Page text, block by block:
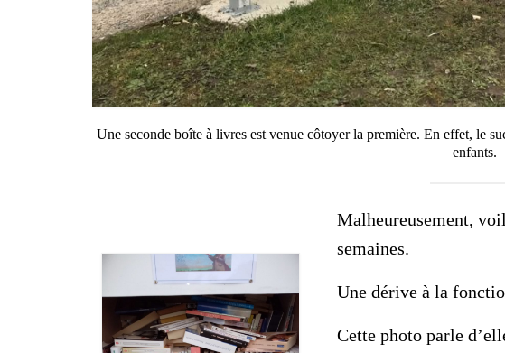
Une seconde boîte à livres est venue côtoyer la première. En effet, le
enfants.
Malheureusement,
semaines.
Une dérive à la
Cette photo parle